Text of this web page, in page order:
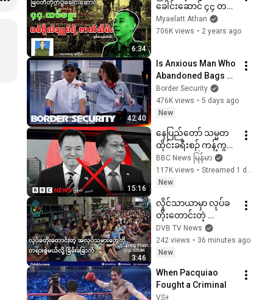
6:34
ခေါင်းဆောင် ၄၄ တပ်မ
မှူး စစ်ဗိုလ်ချုပ်ရဲ့ ဇာတ်
သိမ်း
Myaelatt Athan
706K views • 2 years ago
42:40
Is Anxious Man Who
Abandoned Bags
Dodging
Inspection? |
DOUBLE EPISODE |
Australia
Border Security
476K views • 5 days ago
New
15:16
နေပြည်တော် သမ္မတ
ထိုင်းခရီးစဉ် ကန့်ကွက်
မှုတွေ ရှိနေ  - ဘီဘီစီ
မြန်မာတီဗီ - ၅ သြဂုတ်
၂၀၂၆
BBC News မြန်မာ
117K views •
Streamed 1 day ago
New
3:46
လှိုင်သာယာမှာ လုပ်ခ
တိုးတောင်းတဲ့
အလုပ်သမားတွေကို
တရားစွဲမယ်လို့
ခြိမ်းခြောက်- DVB
DVB TV News
242 views • 36 minutes ago
New
When Pacquiao
Fought a Criminal
VS+